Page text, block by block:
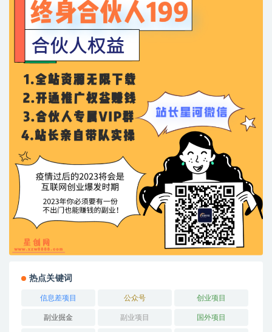
热点关键词
信息差项目 公众号 创业项目
副业掘金 副业项目 国外项目